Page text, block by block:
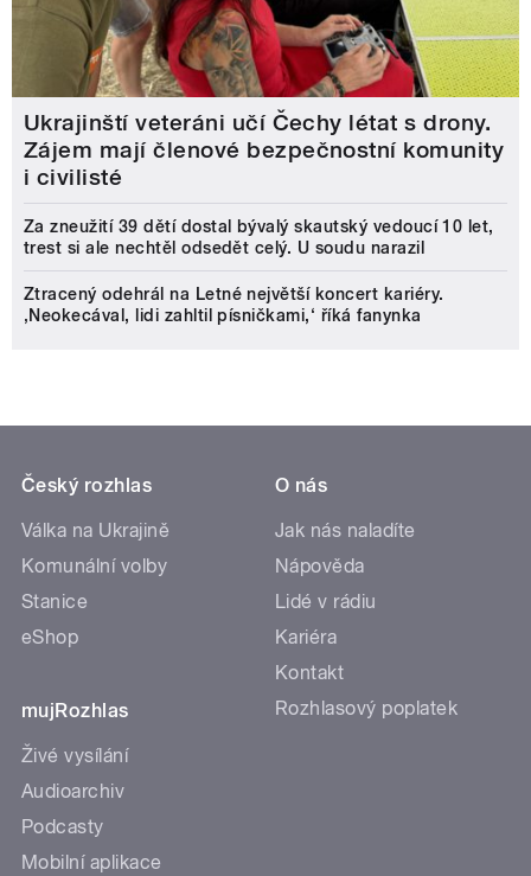
Ukrajinští veteráni učí Čechy létat s drony.
Zájem mají členové bezpečnostní komunity
i civilisté
Za zneužití 39 dětí dostal bývalý skautský vedoucí 10 let,
trest si ale nechtěl odsedět celý. U soudu narazil
Ztracený odehrál na Letné největší koncert kariéry.
‚Neokecával, lidi zahltil písničkami,‘ říká fanynka
Český rozhlas
Válka na Ukrajině
Komunální volby
Stanice
eShop
mujRozhlas
Živé vysílání
Audioarchiv
Podcasty
Mobilní aplikace
O nás
Jak nás naladíte
Nápověda
Lidé v rádiu
Kariéra
Kontakt
Rozhlasový poplatek